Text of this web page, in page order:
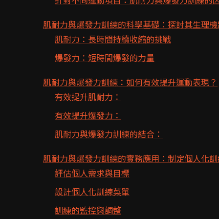
肌耐力與爆發力訓練的科學基礎：探討其生理
肌耐力：長時間持續收縮的挑戰
爆發力：短時間爆發的力量
肌耐力與爆發力訓練：如何有效提升運動表現？
有效提升肌耐力：
有效提升爆發力：
肌耐力與爆發力訓練的結合：
肌耐力與爆發力訓練的實務應用：制定個人化
評估個人需求與目標
設計個人化訓練菜單
訓練的監控與調整